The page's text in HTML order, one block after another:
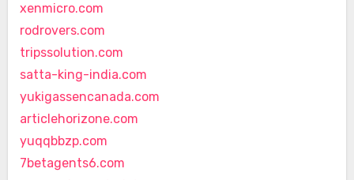
xenmicro.com
rodrovers.com
tripssolution.com
satta-king-india.com
yukigassencanada.com
articlehorizone.com
yuqqbbzp.com
7betagents6.com